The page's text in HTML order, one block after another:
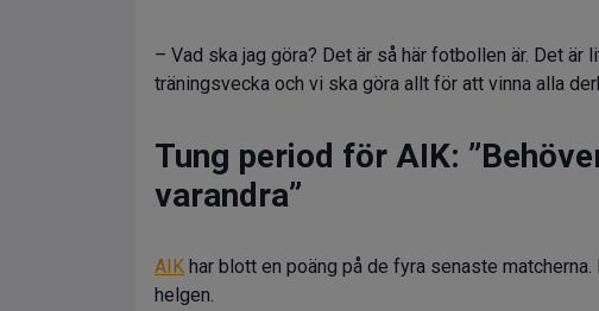
– Vad ska jag göra? Det är så här fotbollen är. Det
träningsvecka och vi ska göra allt för att vinna alla
Tung period för AIK:
varandra”
AIK har blott en poäng på de fyra senaste
helgen.